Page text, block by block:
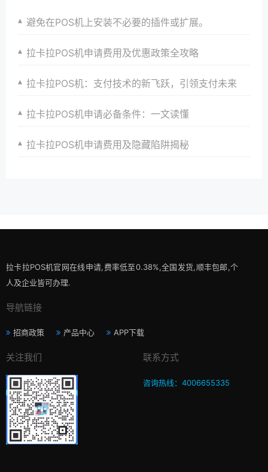
避免在POS机上安装不必要的插件或扩展。
拉卡拉POS机申请费用及优惠政策全攻略
拉卡拉POS机：支付技术的新飞跃，引领支付未来
拉卡拉POS机申请必备条件：一文读懂
拉卡拉POS机申请费用及隐藏陷阱揭秘
拉卡拉POS机官网在线申请,费率低至0.38%,全国发货,顺丰包邮,个
人及企业皆可办理.
导航链接
招商政策 产品中心 APP下载
关注我们 联系方式
咨询热线：4006655335